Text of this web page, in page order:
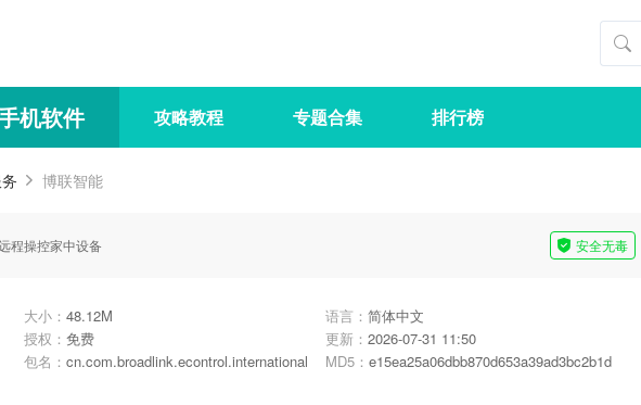
机软件 攻略教程 专题合集 排行榜
博联智能
程操控家中设备 安全无毒
大小： 48.12M 语言： 简体中文
授权： 免费 更新： 2026-07-31 11:50
包名： cn.com.broadlink.econtrol.international MD5： e15ea25a06dbb870d653a39ad3bc2b1d